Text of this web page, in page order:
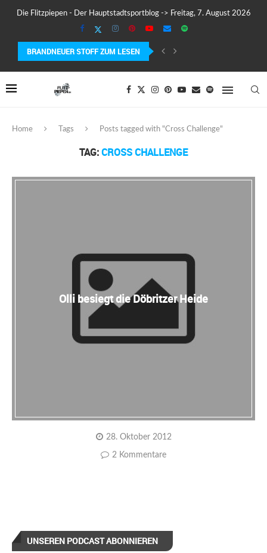
Die Flitzpiepen - Der Hauptstadtsportblog -> Freitag, 7. August 2026
BRANDNEUER STOFF ZUM LESEN
COROS PACE 4 IM TEST – LEICHT, SCHNELL...
Home Tags Posts tagged with "Cross Challenge"
TAG:CROSS CHALLENGE
Olli besiegt die Döbritzer Heide
28. Oktober 2012
2 Kommentare
UNSEREN PODCAST ABONNIEREN